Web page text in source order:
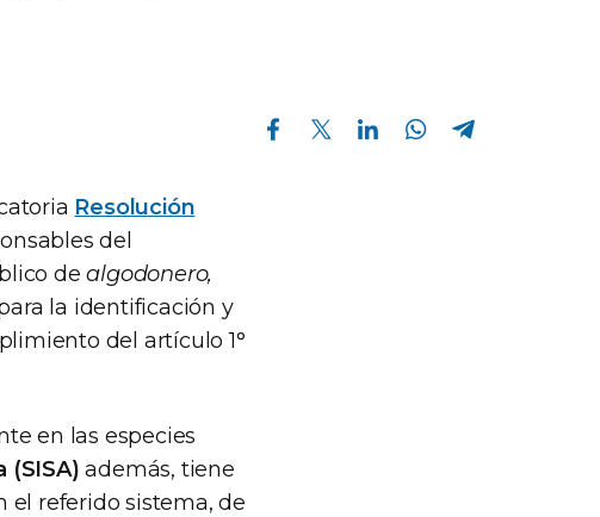
Compartir en Facebook Compartir en Twitter Compartir en Linkedin Compartir en Whatsapp
Resolución
del
dealgodonero,
la identificación y
del artículo 1°
en las especies
(SISA) además, tiene
el referido sistema, de